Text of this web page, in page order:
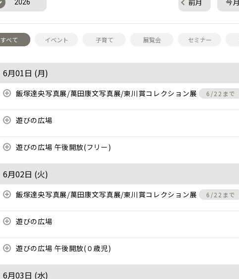
2026 前月 今月
すべて イベント 子育て 展覧会 セミナー
6月01日 (月)
飯塚達央写真展/萬田康文写真展/東川賞コレクション展 6/22まで
遊びの広場
遊びの広場 午後開放(フリー)
6月02日 (火)
飯塚達央写真展/萬田康文写真展/東川賞コレクション展 6/22まで
遊びの広場
遊びの広場 午後開放(０歳児)
6月03日 (水)